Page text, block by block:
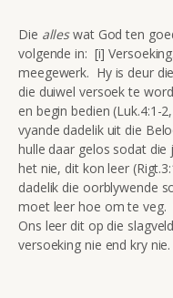
Die alleswat God ten
volgende in: [i]
meegewerk. Hy is deur
die duiwel versoek te
en begin bedien (Luk.4:1-
vyande dadelik uit die
hulle daar gelos sodat
het nie, dit kon leer
dadelik die oorblywende
moet leer hoe om te veg.
Ons leer dit op die
versoeking nie end kry